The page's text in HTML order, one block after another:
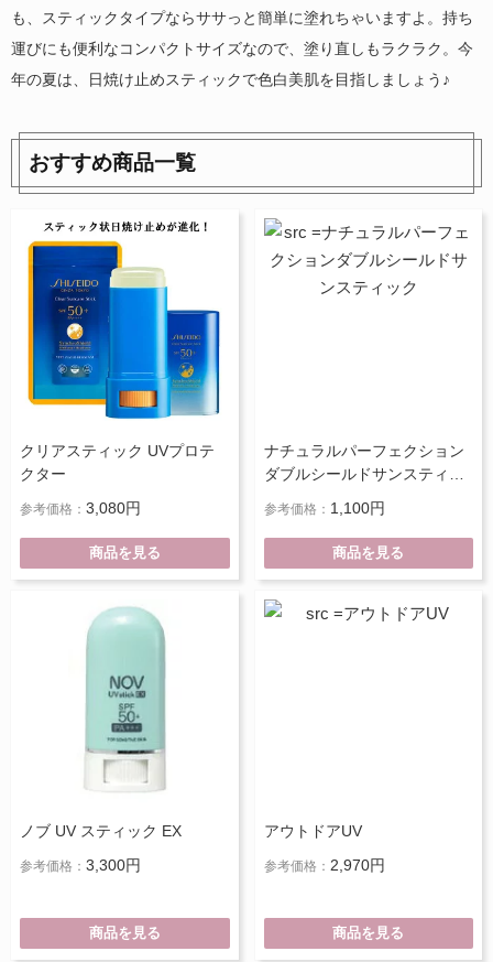
も、スティックタイプならササっと簡単に塗れちゃいますよ。持ち
運びにも便利なコンパクトサイズなので、塗り直しもラクラク。今
年の夏は、日焼け止めスティックで色白美肌を目指しましょう♪
おすすめ商品一覧
クリアスティック UVプロテ
クター
参考価格： 3,080円
商品を見る
ナチュラルパーフェクション
ダブルシールドサンスティッ
参考価格： 1,100円
商品を見る
ノブ UV スティック EX
参考価格： 3,300円
商品を見る
アウトドアUV
参考価格： 2,970円
商品を見る